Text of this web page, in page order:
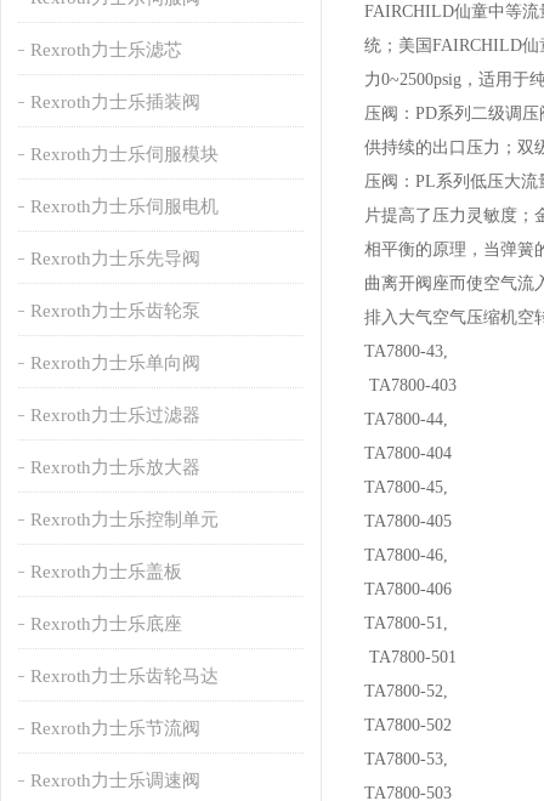
Rexroth力士乐滤芯
Rexroth力士乐插装阀
Rexroth力士乐伺服模块
Rexroth力士乐伺服电机
Rexroth力士乐先导阀
Rexroth力士乐齿轮泵
Rexroth力士乐单向阀
Rexroth力士乐过滤器
Rexroth力士乐放大器
Rexroth力士乐控制单元
Rexroth力士乐盖板
Rexroth力士乐底座
Rexroth力士乐齿轮马达
Rexroth力士乐节流阀
Rexroth力士乐调速阀
FAIRCHILD仙童中等
统； 美国FAIRCHILD
力0~2500psig，适用于
压阀：PD系列二级调
供持续的出口压力；双
压阀：PL系列低压大
片提高了压力灵敏度；
相平衡的原理，当弹簧
曲离开阀座而使空气流
排入大气空气压缩机空
TA7800-43,
TA7800-403
TA7800-44,
TA7800-404
TA7800-45,
TA7800-405
TA7800-46,
TA7800-406
TA7800-51,
TA7800-501
TA7800-52,
TA7800-502
TA7800-53,
TA7800-503